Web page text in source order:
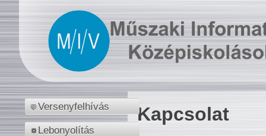
Versenyfelhívás
Lebonyolítás
Kapcsolat